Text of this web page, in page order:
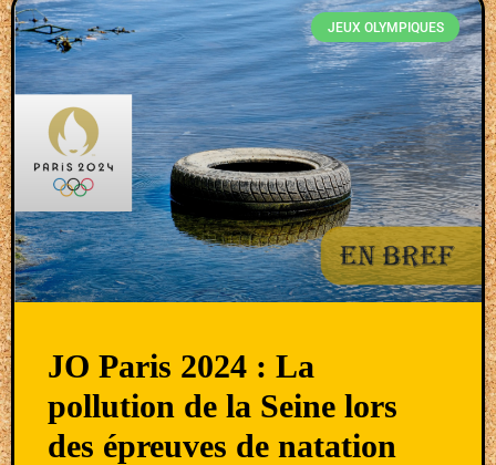
JEUX OLYMPIQUES
JO Paris 2024 : La
pollution de la Seine lors
des épreuves de natation